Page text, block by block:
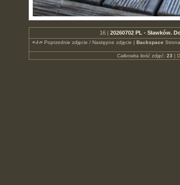
16 | 20260702 PL - Sławków.
<-/->Poprzednie zdjęcie / Następne zdjęcie | Backspace
Całkowita ilość zdjęć: 23 |